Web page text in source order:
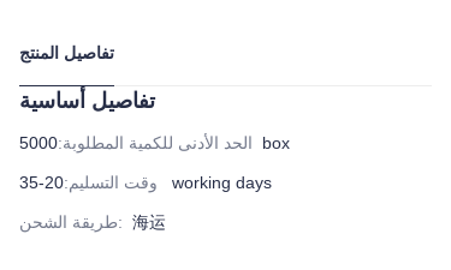
تفاصيل المنتج
تفاصيل أساسية
الحد الأدنى للكمية المطلوبة: 5000box
وقت التسليم: 20-35 working days
طريقة الشحن: 海运